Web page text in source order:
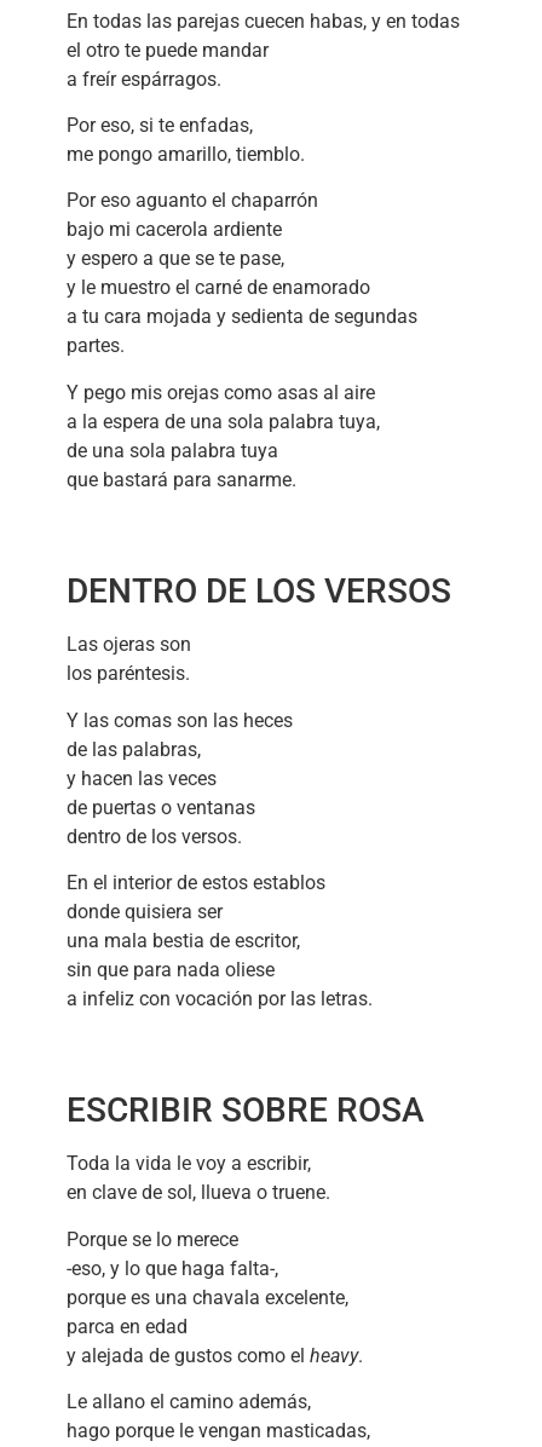
En todas las parejas cuecen habas, y en todas
el otro te puede mandar
a freír espárragos.
Por eso, si te enfadas,
me pongo amarillo, tiemblo.
Por eso aguanto el chaparrón
bajo mi cacerola ardiente
y espero a que se te pase,
y le muestro el carné de enamorado
a tu cara mojada y sedienta de segundas
partes.
Y pego mis orejas como asas al aire
a la espera de una sola palabra tuya,
de una sola palabra tuya
que bastará para sanarme.
DENTRO DE LOS VERSOS
Las ojeras son
los paréntesis.
Y las comas son las heces
de las palabras,
y hacen las veces
de puertas o ventanas
dentro de los versos.
En el interior de estos establos
donde quisiera ser
una mala bestia de escritor,
sin que para nada oliese
a infeliz con vocación por las letras.
ESCRIBIR SOBRE ROSA
Toda la vida le voy a escribir,
en clave de sol, llueva o truene.
Porque se lo merece
-eso, y lo que haga falta-,
porque es una chavala excelente,
parca en edad
y alejada de gustos como el heavy.
Le allano el camino además,
hago porque le vengan masticadas,